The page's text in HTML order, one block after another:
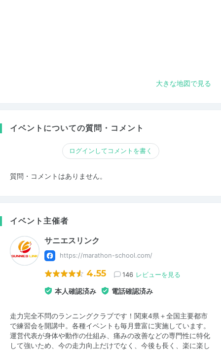
大きな地図で見る
イベントについての質問・コメント
ログインしてコメントを書く
質問・コメントはありません。
イベント主催者
サニエスリンク
https://marathon-school.com/
4.55 146 レビューを見る
本人確認済み 電話確認済み
走力完全不問のランニングクラブです！関東4県＋全国主要都市
で練習会を開講中。各種イベントも毎月豊富に実施しています。
運営代表が身体や動作の仕組み、痛みの改善などの専門性に特化
して強いため、今の走力向上だけでなく、今後も長く、楽に楽し